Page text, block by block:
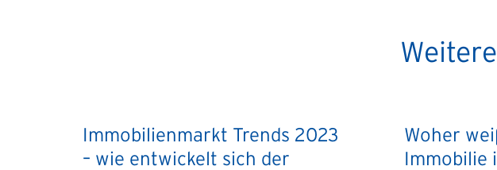
Immobilienmarkt Trends 2023
– wie entwickelt sich der
Woher
Immobilie